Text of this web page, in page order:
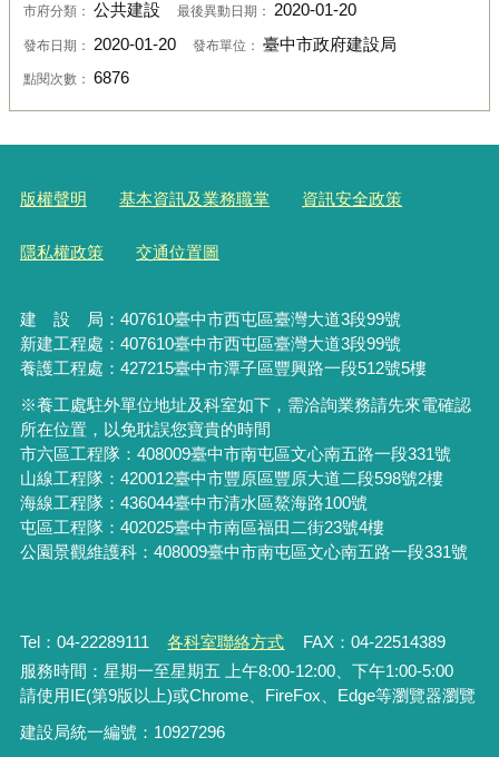
市府分類： 公共建設 最後異動日期： 2020-01-20
發布日期： 2020-01-20 發布單位： 臺中市政府建設局
點閱次數： 6876
版權聲明 基本資訊及業務職掌 資訊安全政策
隱私權政策 交通位置圖
建 設 局： 407610臺中市西屯區臺灣大道3段99號
新建工程處：407610臺中市西屯區臺灣大道3段99號
養護工程處：427215臺中市潭子區豐興路一段512號5樓
※養工處駐外單位地址及科室如下，需洽詢業務請先來電確認
所在位置，以免耽誤您寶貴的時間
市六區工程隊：408009臺中市南屯區文心南五路一段331號
山線工程隊：420012臺中市豐原區豐原大道二段598號2樓
海線工程隊：436044臺中市清水區鰲海路100號
屯區工程隊：402025臺中市南區福田二街23號4樓
公園景觀維護科：408009臺中市南屯區文心南五路一段331號
Tel：04-22289111 各科室聯絡方式
FAX：04-22514389
服務時間：星期一至星期五 上午8:00-12:00、下午1:00-5:00
請使用IE(第9版以上)或Chrome、FireFox、Edge等瀏覽器瀏覽
建設局統一編號：10927296